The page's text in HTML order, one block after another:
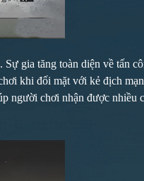
gia tăng toàn diện về tấn
khi đối mặt với kẻ địch
người chơi nhận được nhiều